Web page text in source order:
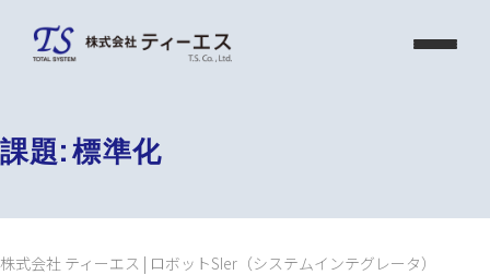
content
課題:標準化
株式会社 ティーエス | ロボットSIer（システムインテグレータ）